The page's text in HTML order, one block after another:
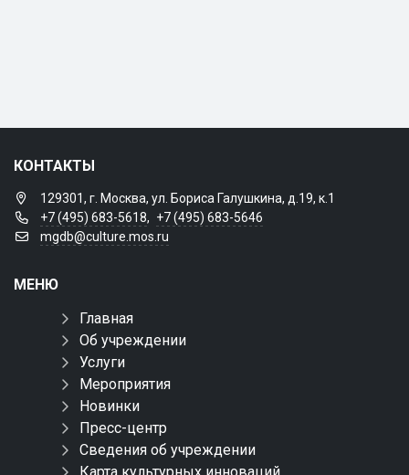
КОНТАКТЫ
129301, г. Москва, ул. Бориса Галушкина, д.19, к.1
+7 (495) 683-5618, +7 (495) 683-5646
mgdb@culture.mos.ru
МЕНЮ
Главная
Об учреждении
Услуги
Мероприятия
Новинки
Пресс-центр
Сведения об учреждении